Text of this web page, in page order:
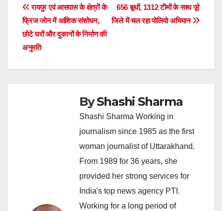
Post
navigation
656 बूथों, 1312 टीमों के साथ पूरे
जिले में चल रहा पोलियो अभियान
रायपुर एवं आसपास के क्षेत्रों के
फ्रिज जोन में आंशिक संशोधन,
छोटे घरों और दुकानों के निर्माण की
अनुमति
ByShashi Sharma
Shashi Sharma Working in
journalism since 1985 as the first
woman journalist of Uttarakhand.
From 1989 for 36 years, she
provided her strong services for
India's top news agency PTI.
Working for a long period of